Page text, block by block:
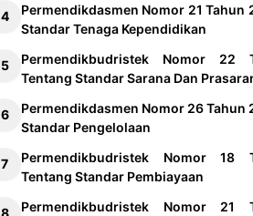
Permendikdasmen Nomor 21 Tahun
Standar Tenaga Kependidikan
Permendikbudristek Nomor 22
Tentang Standar Sarana Dan
Permendikdasmen Nomor 26 Tahun
Standar Pengelolaan
Permendikbudristek Nomor 18
Tentang Standar Pembiayaan
Permendikbudristek Nomor 21